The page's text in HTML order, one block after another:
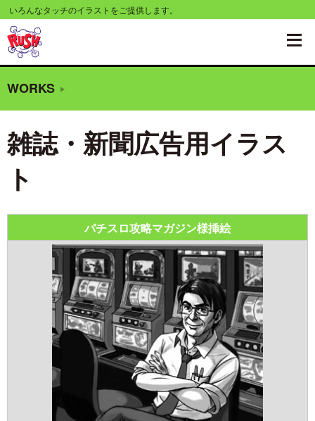
コ
ン
テ
移
る
いろんなタッチのイラストをご提供します。
WORKS
雑誌・新聞広告用イラス
ト
パチスロ攻略マガジン様挿絵